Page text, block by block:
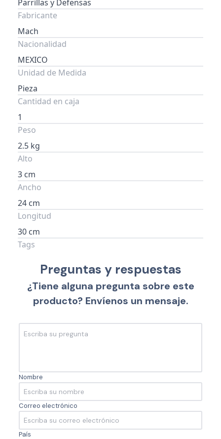
Parrillas y Defensas
Fabricante
Mach
Nacionalidad
MEXICO
Unidad de Medida
Pieza
Cantidad en caja
1
Peso
2.5 kg
Alto
3 cm
Ancho
24 cm
Longitud
30 cm
Tags
Preguntas y respuestas
¿Tiene alguna pregunta sobre este
producto? Envíenos un mensaje.
Nombre
Correo electrónico
País